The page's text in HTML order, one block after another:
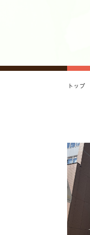
トップ